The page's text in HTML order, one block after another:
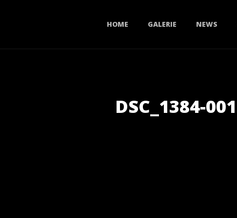
DSC_1384-001
HOME GALERIE NEWS